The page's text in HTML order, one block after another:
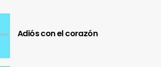
Adiós con el corazón